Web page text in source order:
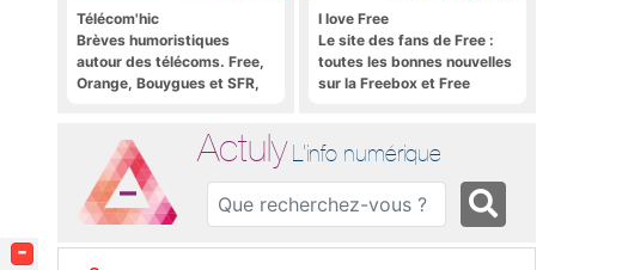
-
Télécom'hic
Brèves humoristiques
autour des télécoms. Free,
Orange, Bouygues et SFR,
I love Free
Le site des fans de Free :
toutes les bonnes nouvelles
sur la Freebox et Free
Actuly L'info numérique